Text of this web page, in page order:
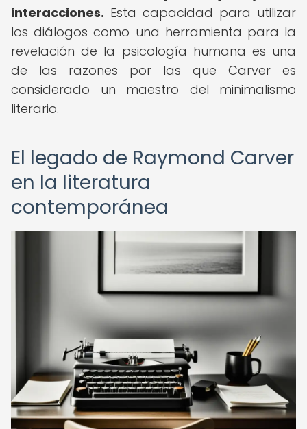
interacciones. Esta capacidad para utilizar
los diálogos como una herramienta para la
revelación de la psicología humana es una
de las razones por las que Carver es
considerado un maestro del minimalismo
literario.
El legado de Raymond Carver
en la literatura
contemporánea